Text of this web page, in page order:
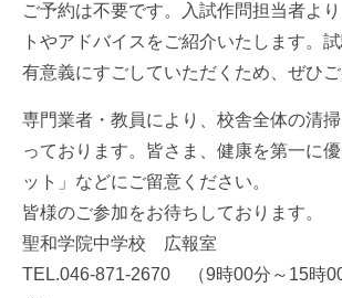
ご予約は不要です。入試作問担当者よ
トやアドバイスをご紹介いたします。
有意義にすごしていただくため、ぜひご
専門業者・教員により、校舎全体の清
っております。皆さま、健康を第一に
ット」などにご留意ください。
皆様のご参加をお待ちしております。
聖和学院中学校 広報室
TEL.046-871-2670 （9時00分～15時